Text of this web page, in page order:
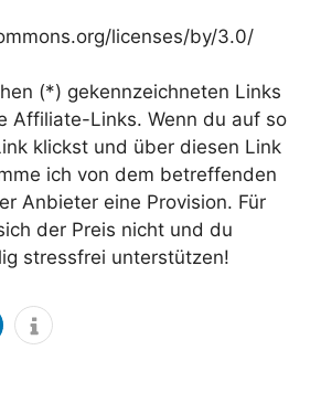
licenses/by/3.0/
(*) gekennzeichneten Links
Affiliate-Links. Wenn du auf so
klickst und über diesen Link
ich von dem betreffenden
Anbieter eine Provision. Für
der Preis nicht und du
stressfrei unterstützen!